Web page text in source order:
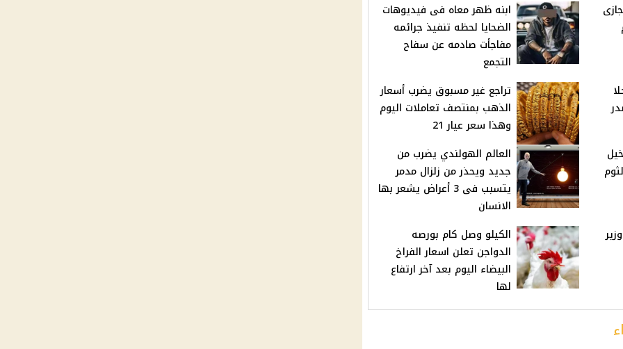
ابنه ظهر معاه فى فيديوهات
الضحايا لحظه تنفيذ جرائمه
مفاجأت صادمه عن سفاح
التجمع
تراجع غير مسبوق يضرب أسعار
الذهب بمنتصف تعاملات اليوم
وهذا سعر عيار 21
العالم الهولندي يضرب من
جديد ويحذر من زلزال مدمر
يتسبب فى 3 أعراض يشعر بها
الانسان
الكيلو وصل كام بورصه
الدواجن تعلن اسعار الفراخ
البيضاء اليوم بعد آخر ارتفاع
لها